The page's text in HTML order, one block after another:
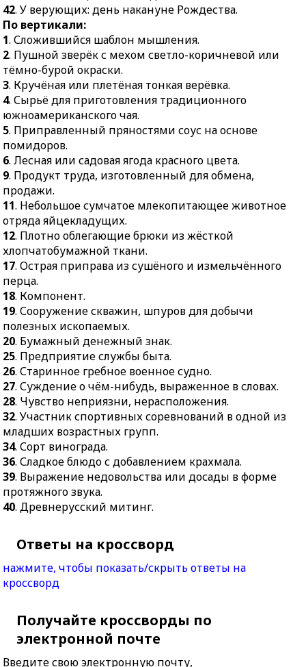
растений семенами.
41.Песня венецианских
лодочников.
42.У верующих: день
накануне Рождества.
досады в форме
40.Древнерусский
митинг.
42. У верующих: день накануне Рождества.
По вертикали:
1. Сложившийся шаблон мышления.
2. Пушной зверёк с мехом светло-коричневой или
тёмно-бурой окраски.
3. Кручёная или плетёная тонкая верёвка.
4. Сырьё для приготовления традиционного
южноамериканского чая.
5. Приправленный пряностями соус на основе
помидоров.
6. Лесная или садовая ягода красного цвета.
9. Продукт труда, изготовленный для обмена,
продажи.
11. Небольшое сумчатое млекопитающее животное
отряда яйцекладущих.
12. Плотно облегающие брюки из жёсткой
хлопчатобумажной ткани.
17. Острая приправа из сушёного и измельчённого
перца.
18. Компонент.
19. Сооружение скважин, шпуров для добычи
полезных ископаемых.
20. Бумажный денежный знак.
25. Предприятие службы быта.
26. Старинное гребное военное судно.
27. Суждение о чём-нибудь, выраженное в словах.
28. Чувство неприязни, нерасположения.
32. Участник спортивных соревнований в одной из
младших возрастных групп.
34. Сорт винограда.
36. Сладкое блюдо с добавлением крахмала.
39. Выражение недовольства или досады в форме
протяжного звука.
40. Древнерусский митинг.
Ответы на кроссворд
нажмите, чтобы показать/скрыть ответы на
кроссворд
Получайте кроссворды по
электронной почте
Введите свою электронную почту,